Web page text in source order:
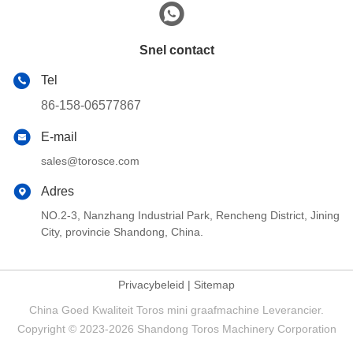
Snel contact
Tel
86-158-06577867
E-mail
sales@torosce.com
Adres
NO.2-3, Nanzhang Industrial Park, Rencheng District, Jining
City, provincie Shandong, China.
Privacybeleid | Sitemap
China Goed Kwaliteit Toros mini graafmachine Leverancier.
Copyright © 2023-2026 Shandong Toros Machinery Corporation